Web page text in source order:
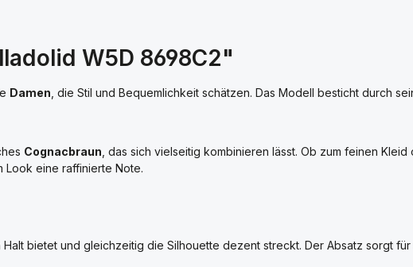
W5D 8698C2"
Damen , die Stil und Bequemlichkeit schätzen. Das Modell besticht durch
Cognacbraun , das sich vielseitig kombinieren lässt. Ob zum feinen
Look eine raffinierte Note.
Halt bietet und gleichzeitig die Silhouette dezent streckt. Der Absatz sorgt